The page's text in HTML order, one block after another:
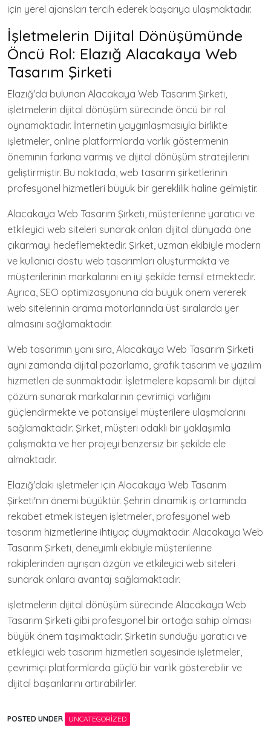
için yerel ajansları tercih ederek başarıya ulaşmaktadır.
İşletmelerin Dijital Dönüşümünde
Öncü Rol: Elazığ Alacakaya Web
Tasarım Şirketi
Elazığ'da bulunan Alacakaya Web Tasarım Şirketi,
işletmelerin dijital dönüşüm sürecinde öncü bir rol
oynamaktadır. İnternetin yaygınlaşmasıyla birlikte
işletmeler, online platformlarda varlık göstermenin
öneminin farkına varmış ve dijital dönüşüm stratejilerini
geliştirmiştir. Bu noktada, web tasarım şirketlerinin
profesyonel hizmetleri büyük bir gereklilik haline gelmiştir.
Alacakaya Web Tasarım Şirketi, müşterilerine yaratıcı ve
etkileyici web siteleri sunarak onları dijital dünyada öne
çıkarmayı hedeflemektedir. Şirket, uzman ekibiyle modern
ve kullanıcı dostu web tasarımları oluşturmakta ve
müşterilerinin markalarını en iyi şekilde temsil etmektedir.
Ayrıca, SEO optimizasyonuna da büyük önem vererek
web sitelerinin arama motorlarında üst sıralarda yer
almasını sağlamaktadır.
Web tasarımın yanı sıra, Alacakaya Web Tasarım Şirketi
aynı zamanda dijital pazarlama, grafik tasarım ve yazılım
hizmetleri de sunmaktadır. İşletmelere kapsamlı bir dijital
çözüm sunarak markalarının çevrimiçi varlığını
güçlendirmekte ve potansiyel müşterilere ulaşmalarını
sağlamaktadır. Şirket, müşteri odaklı bir yaklaşımla
çalışmakta ve her projeyi benzersiz bir şekilde ele
almaktadır.
Elazığ'daki işletmeler için Alacakaya Web Tasarım
Şirketi'nin önemi büyüktür. Şehrin dinamik iş ortamında
rekabet etmek isteyen işletmeler, profesyonel web
tasarım hizmetlerine ihtiyaç duymaktadır. Alacakaya Web
Tasarım Şirketi, deneyimli ekibiyle müşterilerine
rakiplerinden ayrışan özgün ve etkileyici web siteleri
sunarak onlara avantaj sağlamaktadır.
işletmelerin dijital dönüşüm sürecinde Alacakaya Web
Tasarım Şirketi gibi profesyonel bir ortağa sahip olması
büyük önem taşımaktadır. Şirketin sunduğu yaratıcı ve
etkileyici web tasarım hizmetleri sayesinde işletmeler,
çevrimiçi platformlarda güçlü bir varlık gösterebilir ve
dijital başarılarını artırabilirler.
POSTED UNDER UNCATEGORIZED